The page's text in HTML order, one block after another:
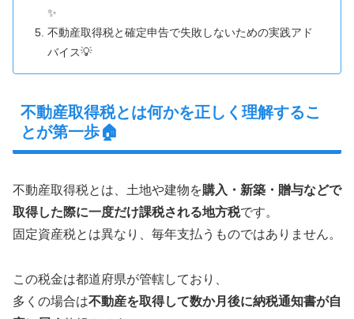
✨
不動産取得税と確定申告で失敗しないための実践アド
バイス💡
不動産取得税とは何かを正しく理解するこ
とが第一歩🏠
不動産取得税とは、土地や建物を購入・新築・贈与などで
取得した際に一度だけ課税される地方税です。
固定資産税とは異なり、毎年支払うものではありません。
この税金は都道府県が管轄しており、
多くの場合は不動産を取得して数か月後に納税通知書が自